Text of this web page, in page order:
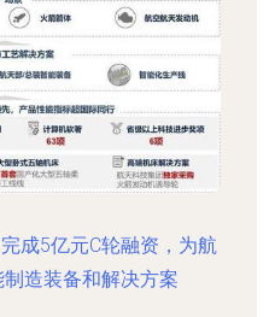
成5亿元C轮融资，为航
造装备和解决方案